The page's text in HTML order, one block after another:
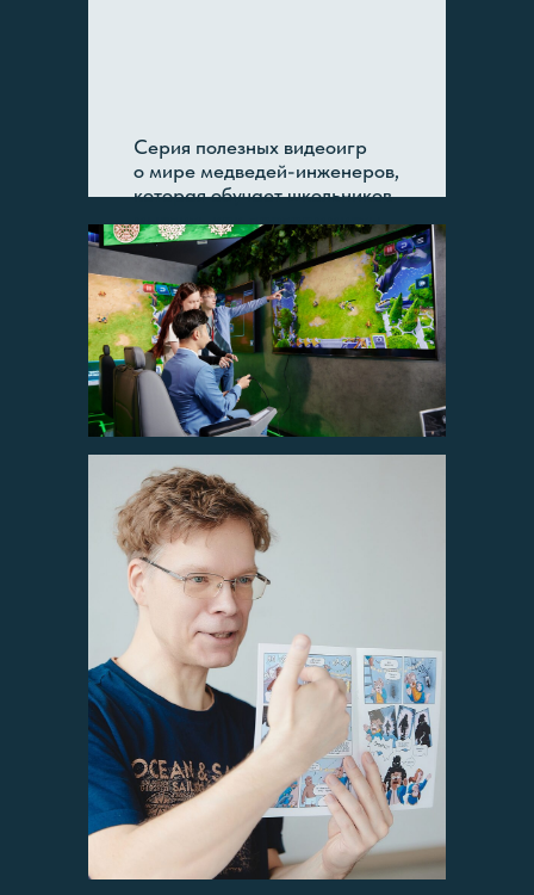
Серия полезных видеоигр
о мире медведей-инженеров,
которая обучает школьников
знакомит с технологиями
и помогает стать участниками
технологических кружков
нового уровня.